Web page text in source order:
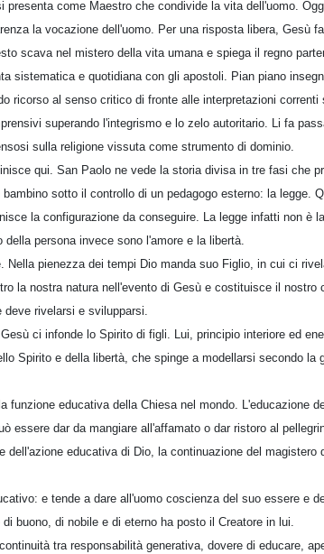
come Maestro che condivide la vita dell'uomo.
la vocazione dell'uomo. Per una risposta libera, Gesù
scava nel mistero della vita umana e spiega il regno
sistematica e quotidiana con gli apostoli. Pian piano
ricorso al senso critico di fronte alle interpretazioni
superando l'integrismo e lo zelo autoritario. Li fa
sulla religione vissuta come strumento di dominio.
qui. San Paolo ne vede la storia divisa in tre fasi che
sotto il controllo di un pedagogo esterno: la legge.
la configurazione da conseguire. La legge infatti non è
persona invece sono l'amore e la libertà.
Nella pienezza dei tempi Dio manda suo Figlio, in cui ci
la nostra natura nell'evento di Gesù e costituisce il nostro
deve rivelarsi e svilupparsi.
ci infonde lo Spirito di figli. Lui, principio interiore ed
Spirito e della libertà, che spinge a modellarsi secondo la
funzione educativa della Chiesa nel mondo. L'educazione
essere dar da mangiare all'affamato o dar ristoro al
dell'azione educativa di Dio, la continuazione del
e tende a dare all'uomo coscienza del suo essere e
buono, di nobile e di eterno ha posto il Creatore in lui.
tra responsabilità generativa, dovere di educare,